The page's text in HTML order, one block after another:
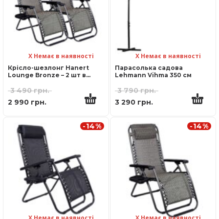
Крісло-шезлонг Hanert
Lounge Bronze – 2 шт в
Х Немає в наявності
3 490грн.
2 990 грн.
Парасолька садова
Lehmann Vihma 350 см
Х Немає в наявності
3 790грн.
3 290 грн.
-14% -14%